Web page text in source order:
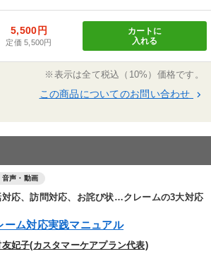
5,500円
定価 5,500円
カートに
入れる
※表示は全て税込（10%）価格です。
この商品についてのお問い合わせ keyboard_arrow_right
音声・動画
対応、訪問対応、お詫び状…クレームの3大対応
ーム対応実践マニュアル
友妃子(カスタマーケアプラン代表)